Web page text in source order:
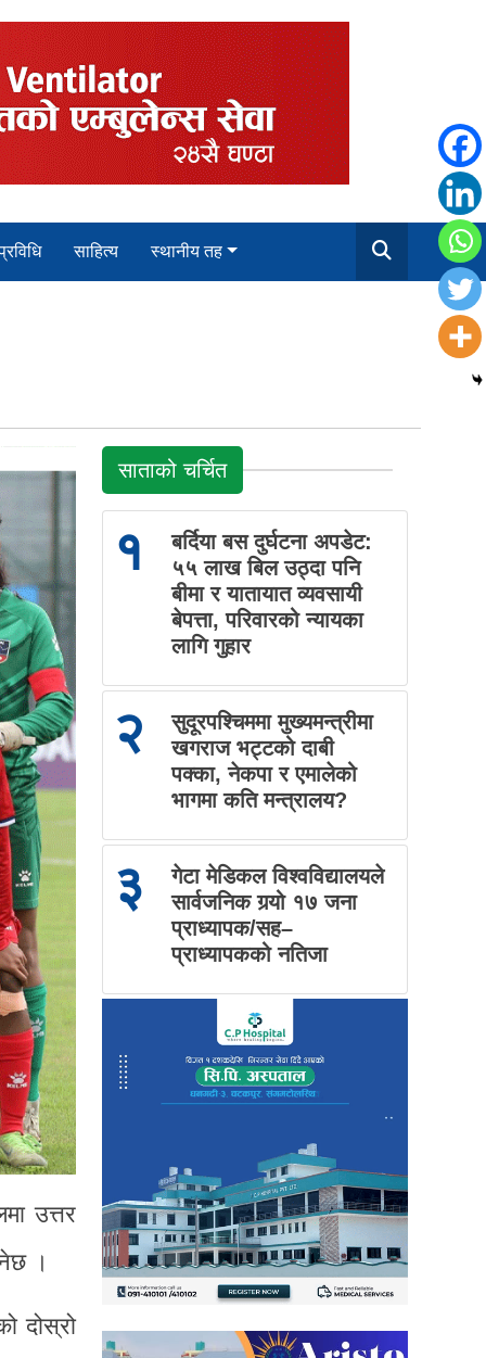
साहित्य स्थानीय तह
उत्तर
।
दोस्रो
साताको चर्चित
१
बर्दिया बस दुर्घटना अपडेट:
५५ लाख बिल उठ्दा पनि
बीमा र यातायात व्यवसायी
बेपत्ता, परिवारको न्यायका
लागि गुहार
२
सुदूरपश्चिममा मुख्यमन्त्रीमा
खगराज भट्टको दाबी
पक्का, नेकपा र एमालेको
भागमा कति मन्त्रालय?
३
गेटा मेडिकल विश्वविद्यालयले
सार्वजनिक गर्‍यो १७ जना
प्राध्यापक/सह–
प्राध्यापकको नतिजा